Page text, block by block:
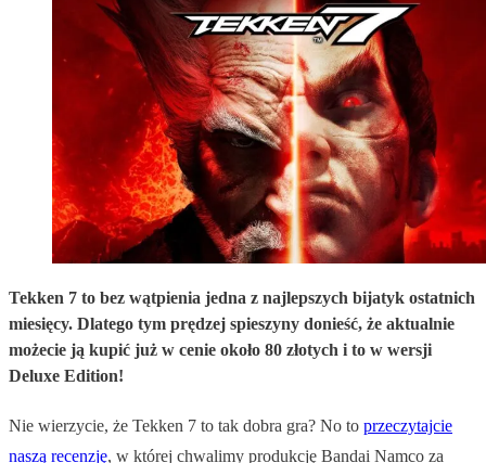
Tekken 7 to bez wątpienia jedna z najlepszych bijatyk ostatnich
miesięcy. Dlatego tym prędzej spieszyny donieść, że aktualnie
możecie ją kupić już w cenie około 80 złotych i to w wersji
Deluxe Edition!
Nie wierzycie, że Tekken 7 to tak dobra gra? No to przeczytajcie
naszą recenzję, w której chwalimy produkcję Bandai Namco za